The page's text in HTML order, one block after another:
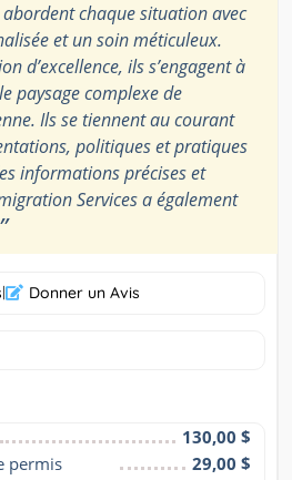
abordent chaque situation avec
et un soin méticuleux.
d’excellence, ils s’engagent à
paysage complexe de
Ils se tiennent au courant
politiques et pratiques
informations précises et
Services a également
”
| Donner un Avis
130,00 $
permis
29,00 $